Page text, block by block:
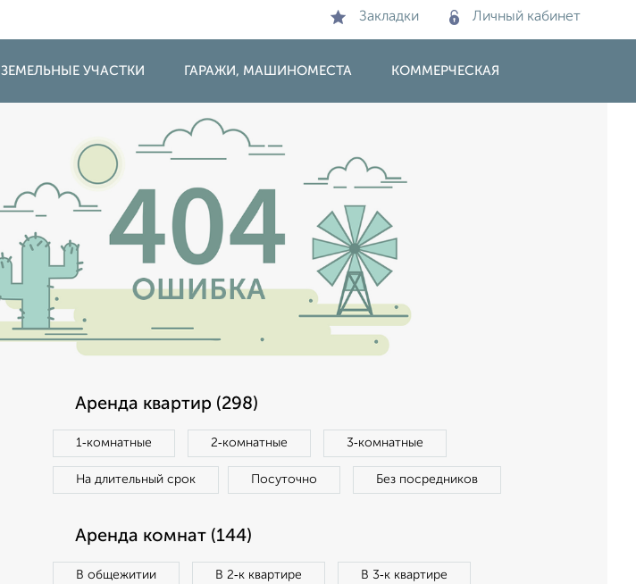
Закладки Личный кабинет
ЗЕМЕЛЬНЫЕ УЧАСТКИ ГАРАЖИ, МАШИНОМЕСТА КОММЕРЧЕСКАЯ
Аренда квартир (298)
1‑комнатные 2‑комнатные 3‑комнатные
На длительный срок Посуточно Без посредников
Аренда комнат (144)
В общежитии В 2‑к квартире В 3‑к квартире